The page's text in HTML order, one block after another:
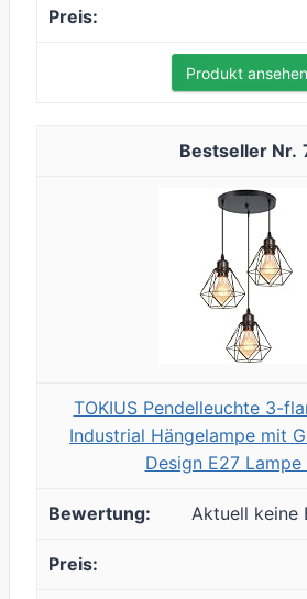
Produkt ansehen
TOKIUS Pendelleuchte 3-
Industrial Hängelampe mit
Design E27 Lampe
Aktuell keine